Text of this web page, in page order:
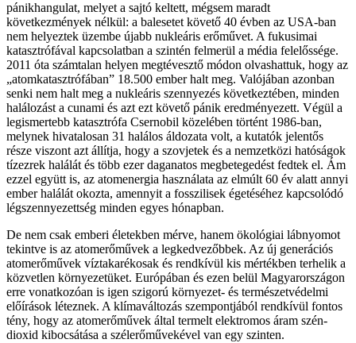
pánikhangulat, melyet a sajtó keltett, mégsem maradt
következmények nélkül: a balesetet követő 40 évben az USA-ban
nem helyeztek üzembe újabb nukleáris erőművet. A fukusimai
katasztrófával kapcsolatban a szintén felmerül a média felelőssége.
2011 óta számtalan helyen megtévesztő módon olvashattuk, hogy az
„atomkatasztrófában” 18.500 ember halt meg. Valójában azonban
senki nem halt meg a nukleáris szennyezés következtében, minden
halálozást a cunami és azt ezt követő pánik eredményezett. Végül a
legismertebb katasztrófa Csernobil közelében történt 1986-ban,
melynek hivatalosan 31 halálos áldozata volt, a kutatók jelentős
része viszont azt állítja, hogy a szovjetek és a nemzetközi hatóságok
tízezrek halálát és több ezer daganatos megbetegedést fedtek el. Ám
ezzel együtt is, az atomenergia használata az elmúlt 60 év alatt annyi
ember halálát okozta, amennyit a fosszilisek égetéséhez kapcsolódó
légszennyezettség minden egyes hónapban.
De nem csak emberi életekben mérve, hanem ökológiai lábnyomot
tekintve is az atomerőművek a legkedvezőbbek. Az új generációs
atomerőművek víztakarékosak és rendkívül kis mértékben terhelik a
közvetlen környezetüket. Európában és ezen belül Magyarországon
erre vonatkozóan is igen szigorú környezet- és természetvédelmi
előírások léteznek. A klímaváltozás szempontjából rendkívül fontos
tény, hogy az atomerőművek által termelt elektromos áram szén-
dioxid kibocsátása a szélerőművekével van egy szinten.